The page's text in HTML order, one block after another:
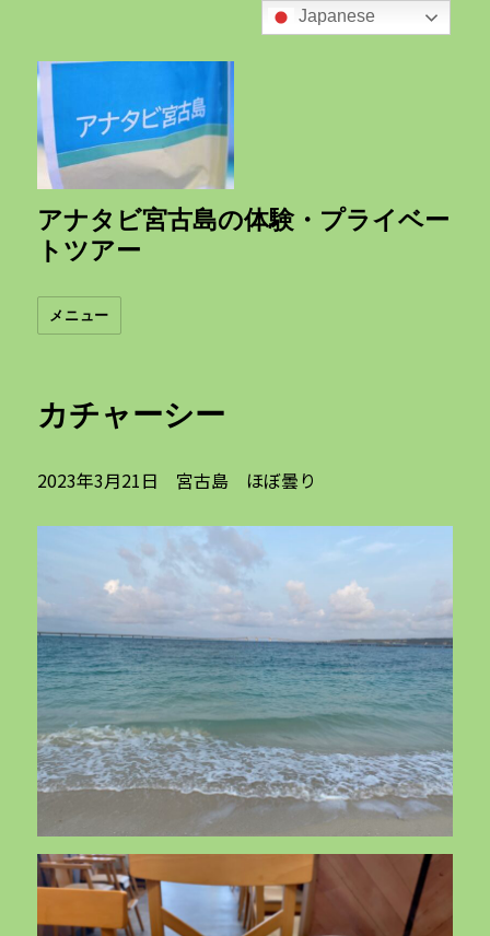
アナタビ宮古島の体験・プライベー
トツアー
メニュー
カチャーシー
2023年3月21日 宮古島 ほぼ曇り
Japanese